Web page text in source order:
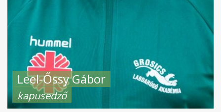
Leel-Őssy Gábor
kapusedző